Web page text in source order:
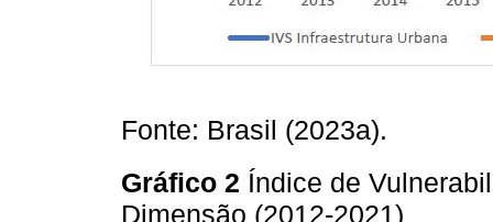
Fonte: Brasil (2023a).
Gráfico 2 Índice de
Dimensão (2012-2021)